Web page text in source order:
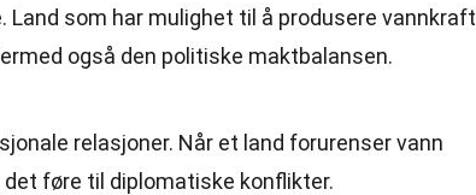
Land som har mulighet til å produsere vannkraft
også den politiske maktbalansen.
relasjoner. Når et land forurenser vann
føre til diplomatiske konflikter.